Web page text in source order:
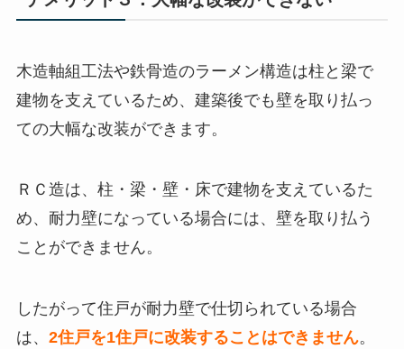
木造軸組工法や鉄骨造のラーメン構造は柱と梁で
建物を支えているため、建築後でも壁を取り払っ
ての大幅な改装ができます。
ＲＣ造は、柱・梁・壁・床で建物を支えているた
め、耐力壁になっている場合には、壁を取り払う
ことができません。
したがって住戸が耐力壁で仕切られている場合
は、 2住戸を1住戸に改装することはできません。